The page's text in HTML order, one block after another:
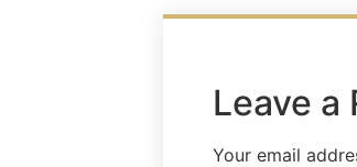
Leave a
Your email